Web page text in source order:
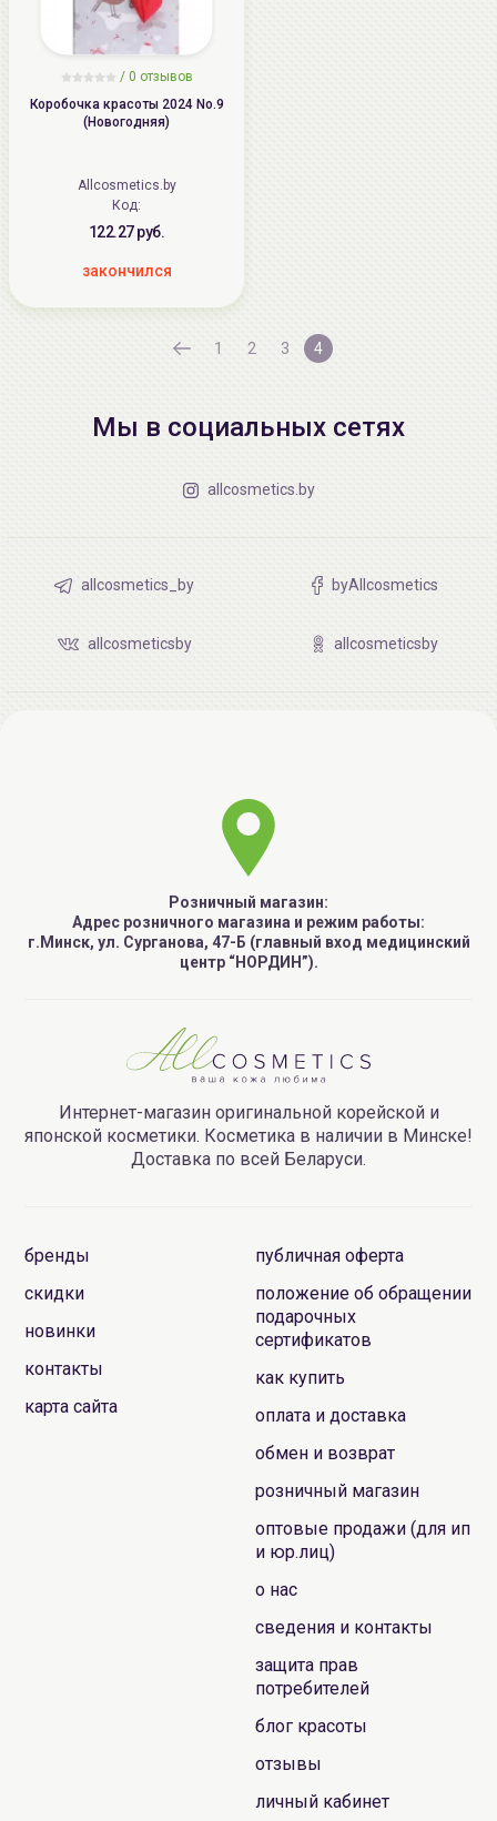
/ 0 отзывов
Коробочка красоты 2024 No.9
(Новогодняя)
Allcosmetics.by
Код:
122.27 руб.
закончился
1 2 3 4
Мы в социальных сетях
allcosmetics.by
allcosmetics_by byAllcosmetics
allcosmeticsby allcosmeticsby
Розничный магазин:
Адрес розничного магазина и режим работы:
г.Минск, ул. Сурганова, 47-Б (главный вход медицинский
центр “НОРДИН”).
Интернет-магазин оригинальной корейской и
японской косметики. Косметика в наличии в Минске!
Доставка по всей Беларуси.
бренды
скидки
новинки
контакты
карта сайта
публичная оферта
положение об обращении
подарочных
сертификатов
как купить
оплата и доставка
обмен и возврат
розничный магазин
оптовые продажи (для ип
и юр.лиц)
о нас
сведения и контакты
защита прав
потребителей
блог красоты
отзывы
личный кабинет